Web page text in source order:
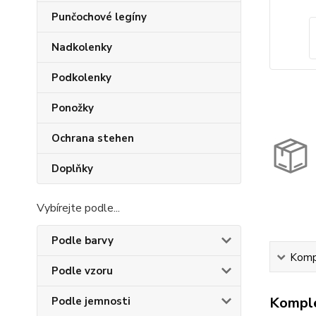
Punčochové legíny
Nadkolenky
Podkolenky
Ponožky
Ochrana stehen
Doplňky
Vybírejte podle...
Podle barvy
Podle vzoru
Podle jemnosti